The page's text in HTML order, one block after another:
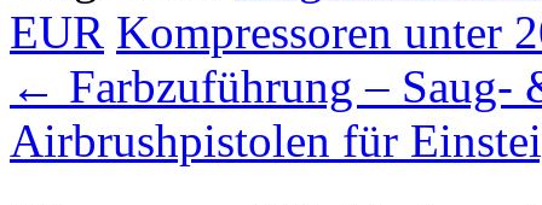
EUR Kompressoren unter
← Farbzuführung – Saug-
Airbrushpistolen für